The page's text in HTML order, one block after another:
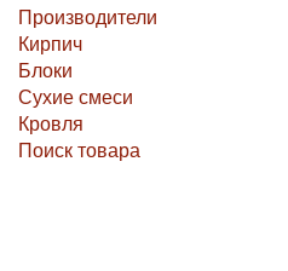
Производители
Кирпич
Блоки
Сухие смеси
Кровля
Поиск товара